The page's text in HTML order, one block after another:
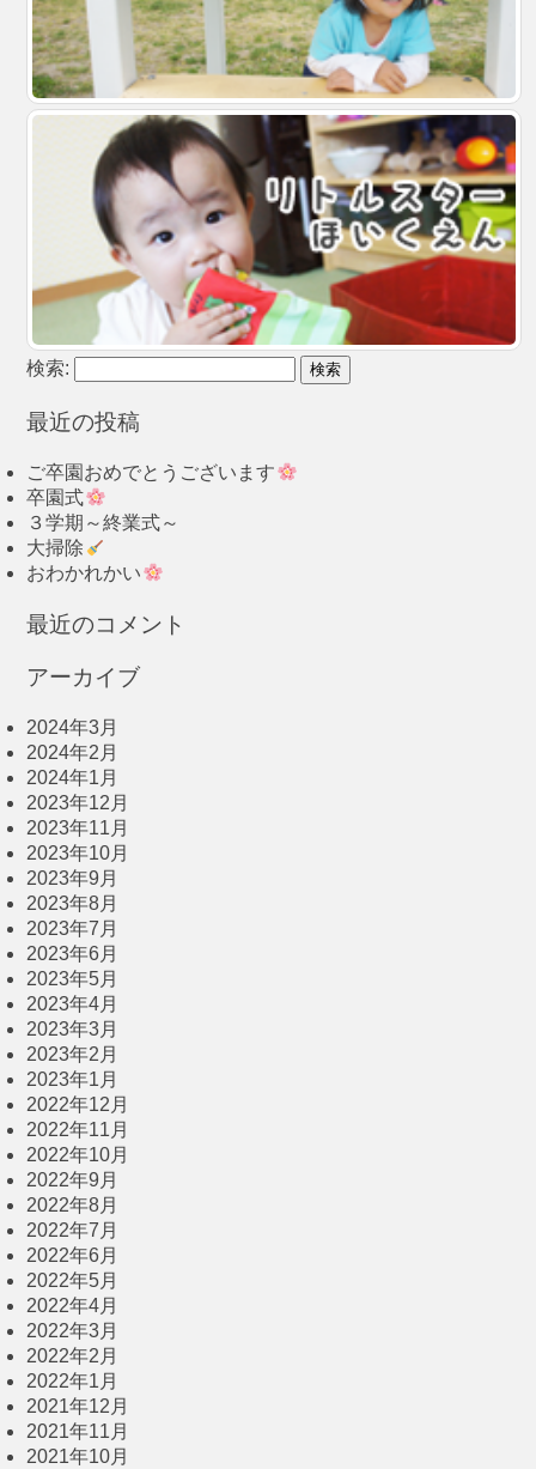
検索:
最近の投稿
ご卒園おめでとうございます
卒園式
３学期～終業式～
大掃除
おわかれかい
最近のコメント
アーカイブ
2024年3月
2024年2月
2024年1月
2023年12月
2023年11月
2023年10月
2023年9月
2023年8月
2023年7月
2023年6月
2023年5月
2023年4月
2023年3月
2023年2月
2023年1月
2022年12月
2022年11月
2022年10月
2022年9月
2022年8月
2022年7月
2022年6月
2022年5月
2022年4月
2022年3月
2022年2月
2022年1月
2021年12月
2021年11月
2021年10月